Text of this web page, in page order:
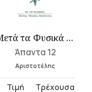
Μετά τα Φυσικά 3 (Κ-Ν)
Άπαντα 12
Αριστοτέλης
Original